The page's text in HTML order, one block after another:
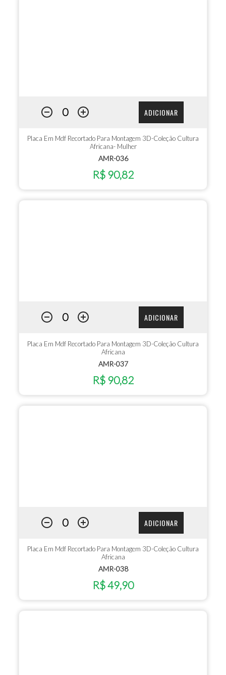
ADICIONAR
Placa Em Mdf Recortado Para Montagem 3D-Coleção Cultura
Africana- Mulher
AMR-036
R$ 90,82
ADICIONAR
Placa Em Mdf Recortado Para Montagem 3D-Coleção Cultura
Africana
AMR-037
R$ 90,82
ADICIONAR
Placa Em Mdf Recortado Para Montagem 3D-Coleção Cultura
Africana
AMR-038
R$ 49,90